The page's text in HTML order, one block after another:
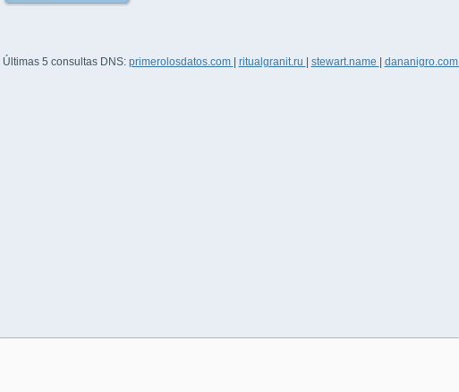
Últimas 5 consultas DNS: primerolosdatos.com ritualgranit.ru stewart.name dananigro.com